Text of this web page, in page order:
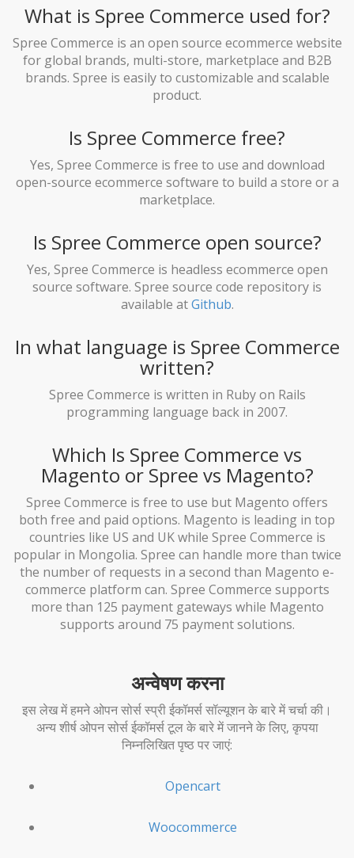
What is Spree Commerce used for?
Spree Commerce is an open source ecommerce website
for global brands, multi-store, marketplace and B2B
brands. Spree is easily to customizable and scalable
product.
Is Spree Commerce free?
Yes, Spree Commerce is free to use and download
open-source ecommerce software to build a store or a
marketplace.
Is Spree Commerce open source?
Yes, Spree Commerce is headless ecommerce open
source software. Spree source code repository is
available atGithub.
In what language is Spree Commerce
written?
Spree Commerce is written in Ruby on Rails
programming language back in 2007.
Which Is Spree Commerce vs
Magento or Spree vs Magento?
Spree Commerce is free to use but Magento offers
both free and paid options. Magento is leading in top
countries like US and UK while Spree Commerce is
popular in Mongolia. Spree can handle more than twice
the number of requests in a second than Magento e-
commerce platform can. Spree Commerce supports
more than 125 payment gateways while Magento
supports around 75 payment solutions.
अन्वेषण करना
इस लेख में हमने ओपन सोर्स स्प्री ईकॉमर्स सॉल्यूशन के बारे में चर्चा की।
अन्य शीर्ष ओपन सोर्स ईकॉमर्स टूल के बारे में जानने के लिए, कृपया
निम्नलिखित पृष्ठ पर जाएं:
Opencart
Woocommerce